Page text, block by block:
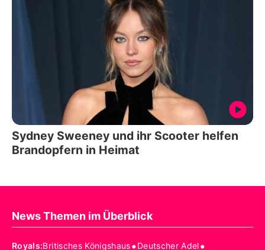
Sydney Sweeney und ihr Scooter helfen
Brandopfern in Heimat
News Themen im Überblick
Royals:Britisches Königshaus•Deutscher Adel•